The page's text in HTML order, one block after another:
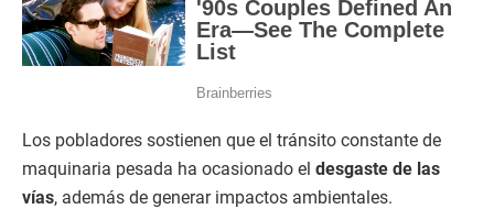
Los pobladores sostienen que el tránsito constante de
maquinaria pesada ha ocasionado el desgaste de las
vías, además de generar impactos ambientales.